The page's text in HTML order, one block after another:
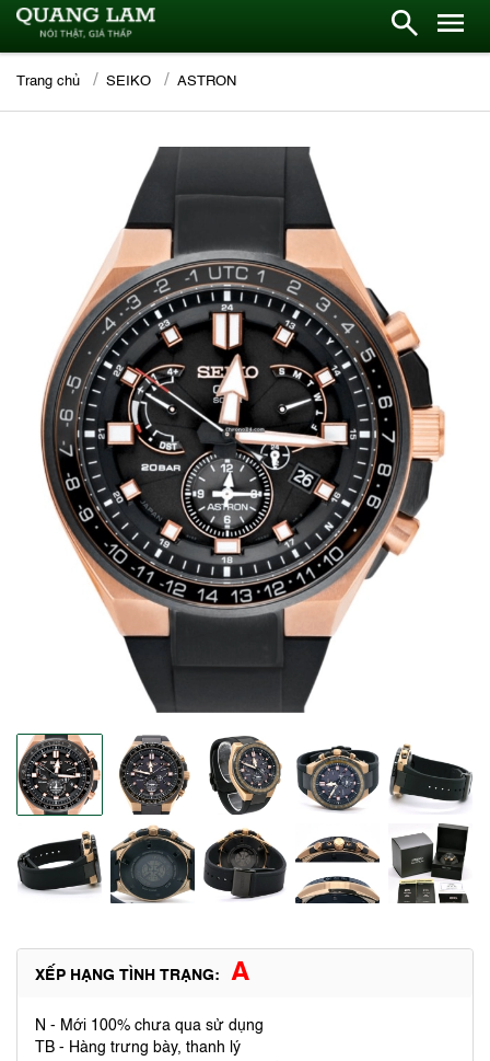
Trang chủ SEIKO ASTRON
XẾP HẠNG TÌNH TRẠNG: A
N - Mới 100% chưa qua sử dụng
TB - Hàng trưng bày, thanh lý